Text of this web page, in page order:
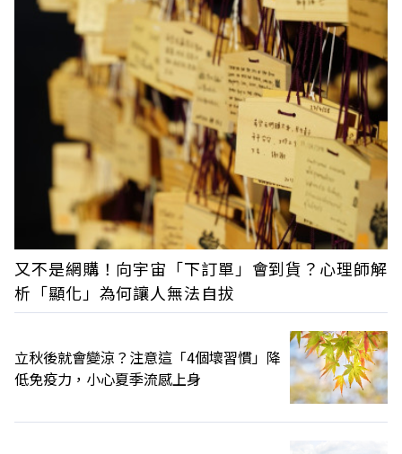
又不是網購！向宇宙「下訂單」會到貨？心理師解
析「顯化」為何讓人無法自拔
立秋後就會變涼？注意這「4個壞習慣」降
低免疫力，小心夏季流感上身